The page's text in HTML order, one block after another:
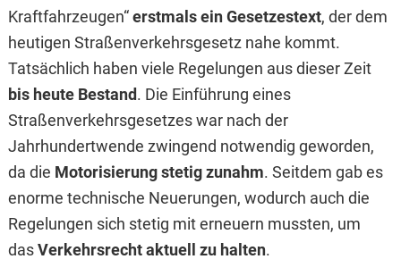
Kraftfahrzeugen“erstmals ein Gesetzestext, der dem
heutigen Straßenverkehrsgesetz nahe kommt.
Tatsächlich haben viele Regelungen aus dieser Zeit
bis heute Bestand. Die Einführung eines
Straßenverkehrsgesetzes war nach der
Jahrhundertwende zwingend notwendig geworden,
da die Motorisierung stetig zunahm. Seitdem gab es
enorme technische Neuerungen, wodurch auch die
Regelungen sich stetig mit erneuern mussten, um
dasVerkehrsrecht aktuell zu halten.